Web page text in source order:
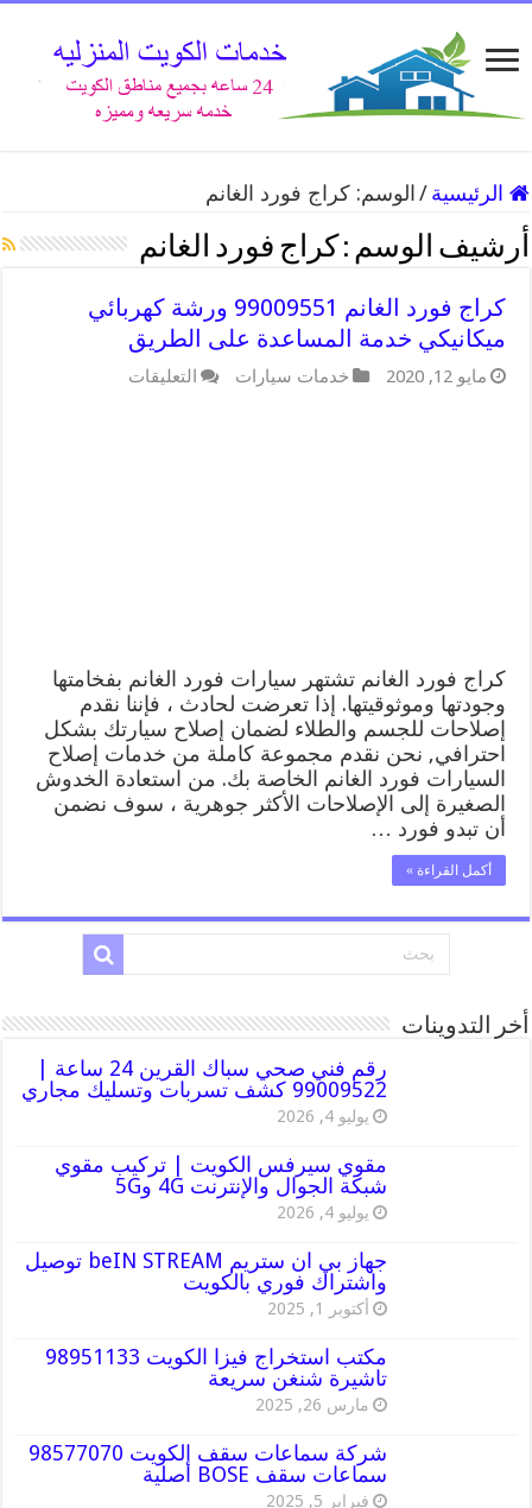
الرئيسية / الوسم:كراج فورد الغانم
أرشيف الوسم : كراج فورد الغانم
كراج فورد الغانم 99009551 ورشة كهربائي
ميكانيكي خدمة المساعدة على الطريق
مايو 12, 2020 خدمات سيارات التعليقات
كراج فورد الغانم تشتهر سيارات فورد الغانم بفخامتها
وجودتها وموثوقيتها. إذا تعرضت لحادث ، فإننا نقدم
إصلاحات للجسم والطلاء لضمان إصلاح سيارتك بشكل
احترافي, نحن نقدم مجموعة كاملة من خدمات إصلاح
السيارات فورد الغانم الخاصة بك. من استعادة الخدوش
الصغيرة إلى الإصلاحات الأكثر جوهرية ، سوف نضمن
أن تبدو فورد …
أكمل القراءة »
أخر التدوينات
رقم فني صحي سباك القرين 24 ساعة |
99009522 كشف تسربات وتسليك مجاري
يوليو 4, 2026
مقوي سيرفس الكويت | تركيب مقوي
شبكة الجوال والإنترنت 4G و5G
يوليو 4, 2026
جهاز بي ان ستريم beIN STREAM توصيل
واشتراك فوري بالكويت
أكتوبر 1, 2025
مكتب استخراج فيزا الكويت 98951133
تاشيرة شنغن سريعة
مارس 26, 2025
شركة سماعات سقف الكويت 98577070
سماعات سقف BOSE أصلية
فبراير 5, 2025